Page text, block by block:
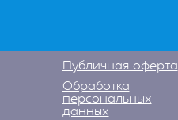
Публичная оферта
Обработка
персональных
данных